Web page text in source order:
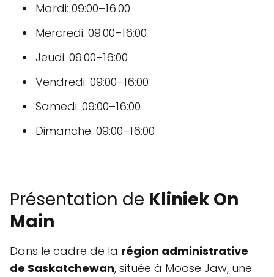
Mardi: 09:00–16:00
Mercredi: 09:00–16:00
Jeudi: 09:00–16:00
Vendredi: 09:00–16:00
Samedi: 09:00–16:00
Dimanche: 09:00–16:00
Présentation de Kliniek On
Main
Dans le cadre de la région administrative
de Saskatchewan, située à Moose Jaw, une